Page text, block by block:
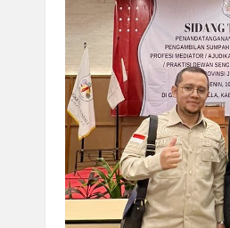
M